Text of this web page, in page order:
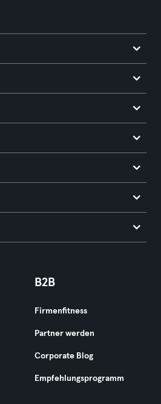
B2B
Firmenfitness
Partner werden
Corporate Blog
Empfehlungsprogramm